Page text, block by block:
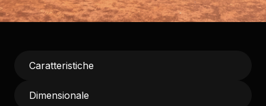
Caratteristiche
Dimensionale